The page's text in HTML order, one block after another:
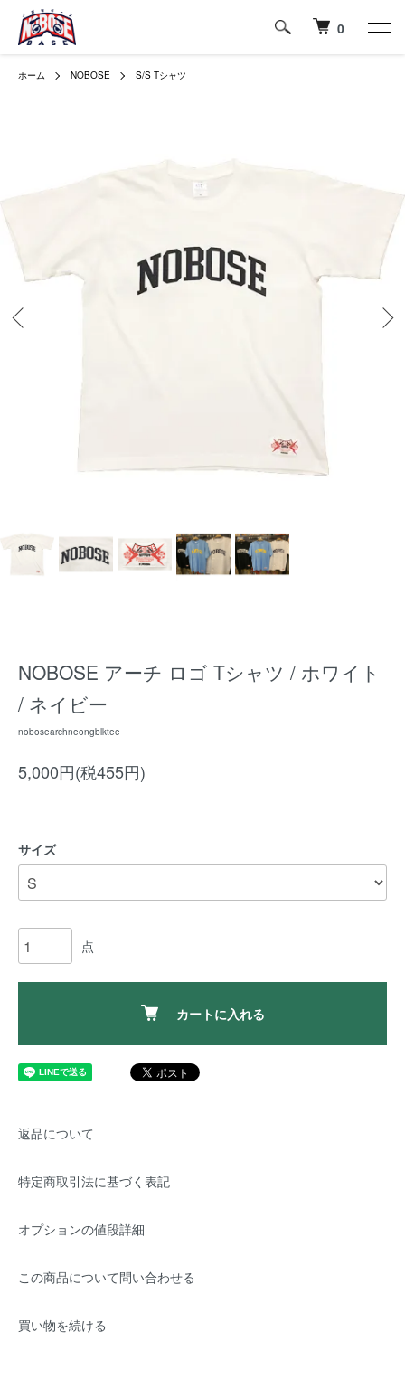
0
ホーム NOBOSE S/S Tシャツ
NOBOSE アーチ ロゴ Tシャツ / ホワイト
/ ネイビー
nobosearchneongblktee
5,000円(税455円)
サイズ
点
カートに入れる
返品について
特定商取引法に基づく表記
オプションの値段詳細
この商品について問い合わせる
買い物を続ける